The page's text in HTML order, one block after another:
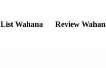
List Wahana Review